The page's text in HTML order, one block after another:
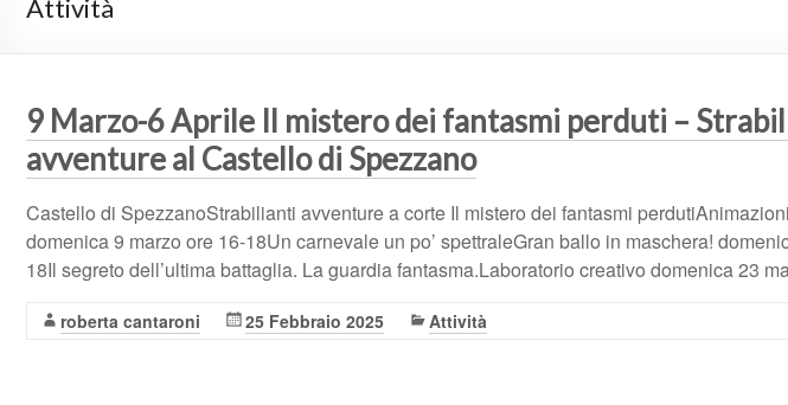
Attività
9 Marzo-6 Aprile Il mistero dei fantasmi perduti –
avventure al Castello di Spezzano
Castello di SpezzanoStrabilianti avventure a corte Il mistero dei fantasmi
domenica 9 marzo ore 16-18Un carnevale un po’ spettraleGran ballo in maschera!
18Il segreto dell’ultima battaglia. La guardia fantasma.Laboratorio creativo domenica 23
roberta cantaroni 25 Febbraio 2025 Attività